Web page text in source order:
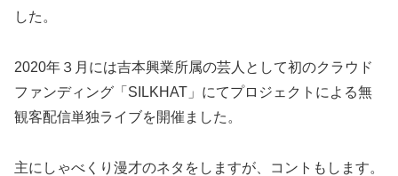
した。
2020年３月には吉本興業所属の芸人として初のクラウド
ファンディング「SILKHAT」にてプロジェクトによる無
観客配信単独ライブを開催ました。
主にしゃべくり漫才のネタをしますが、コントもします。